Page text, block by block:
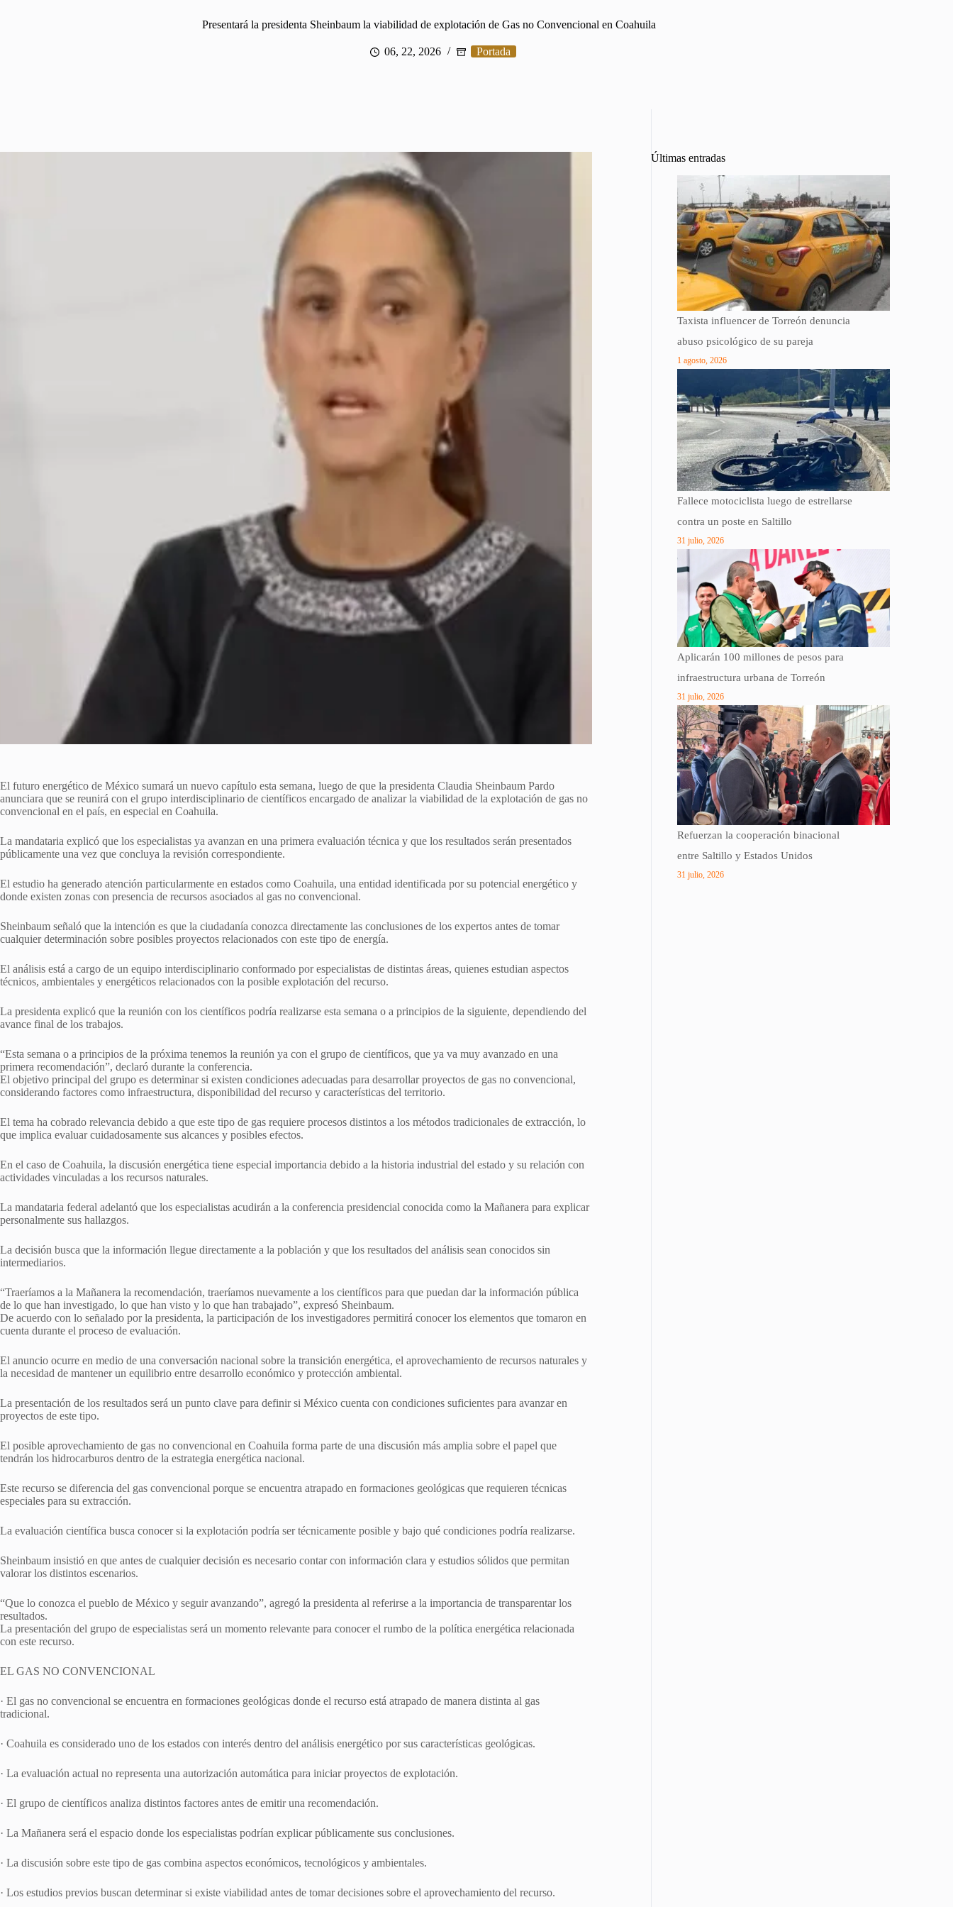
Presentará la presidenta Sheinbaum la viabilidad de explotación de Gas no Convencional en Coahuila
06, 22, 2026 Portada
El futuro energético de México sumará un nuevo capítulo esta semana, luego de que la presidenta Claudia Sheinbaum Pardo
anunciara que se reunirá con el grupo interdisciplinario de científicos encargado de analizar la viabilidad de la explotación de gas no
convencional en el país, en especial en Coahuila.
La mandataria explicó que los especialistas ya avanzan en una primera evaluación técnica y que los resultados serán presentados
públicamente una vez que concluya la revisión correspondiente.
El estudio ha generado atención particularmente en estados como Coahuila, una entidad identificada por su potencial energético y
donde existen zonas con presencia de recursos asociados al gas no convencional.
Sheinbaum señaló que la intención es que la ciudadanía conozca directamente las conclusiones de los expertos antes de tomar
cualquier determinación sobre posibles proyectos relacionados con este tipo de energía.
El análisis está a cargo de un equipo interdisciplinario conformado por especialistas de distintas áreas, quienes estudian aspectos
técnicos, ambientales y energéticos relacionados con la posible explotación del recurso.
La presidenta explicó que la reunión con los científicos podría realizarse esta semana o a principios de la siguiente, dependiendo del
avance final de los trabajos.
“Esta semana o a principios de la próxima tenemos la reunión ya con el grupo de científicos, que ya va muy avanzado en una
primera recomendación”, declaró durante la conferencia.
El objetivo principal del grupo es determinar si existen condiciones adecuadas para desarrollar proyectos de gas no convencional,
considerando factores como infraestructura, disponibilidad del recurso y características del territorio.
El tema ha cobrado relevancia debido a que este tipo de gas requiere procesos distintos a los métodos tradicionales de extracción, lo
que implica evaluar cuidadosamente sus alcances y posibles efectos.
En el caso de Coahuila, la discusión energética tiene especial importancia debido a la historia industrial del estado y su relación con
actividades vinculadas a los recursos naturales.
La mandataria federal adelantó que los especialistas acudirán a la conferencia presidencial conocida como la Mañanera para explicar
personalmente sus hallazgos.
La decisión busca que la información llegue directamente a la población y que los resultados del análisis sean conocidos sin
intermediarios.
“Traeríamos a la Mañanera la recomendación, traeríamos nuevamente a los científicos para que puedan dar la información pública
de lo que han investigado, lo que han visto y lo que han trabajado”, expresó Sheinbaum.
De acuerdo con lo señalado por la presidenta, la participación de los investigadores permitirá conocer los elementos que tomaron en
cuenta durante el proceso de evaluación.
El anuncio ocurre en medio de una conversación nacional sobre la transición energética, el aprovechamiento de recursos naturales y
la necesidad de mantener un equilibrio entre desarrollo económico y protección ambiental.
La presentación de los resultados será un punto clave para definir si México cuenta con condiciones suficientes para avanzar en
proyectos de este tipo.
El posible aprovechamiento de gas no convencional en Coahuila forma parte de una discusión más amplia sobre el papel que
tendrán los hidrocarburos dentro de la estrategia energética nacional.
Este recurso se diferencia del gas convencional porque se encuentra atrapado en formaciones geológicas que requieren técnicas
especiales para su extracción.
La evaluación científica busca conocer si la explotación podría ser técnicamente posible y bajo qué condiciones podría realizarse.
Sheinbaum insistió en que antes de cualquier decisión es necesario contar con información clara y estudios sólidos que permitan
valorar los distintos escenarios.
“Que lo conozca el pueblo de México y seguir avanzando”, agregó la presidenta al referirse a la importancia de transparentar los
resultados.
La presentación del grupo de especialistas será un momento relevante para conocer el rumbo de la política energética relacionada
con este recurso.
EL GAS NO CONVENCIONAL
· El gas no convencional se encuentra en formaciones geológicas donde el recurso está atrapado de manera distinta al gas
tradicional.
· Coahuila es considerado uno de los estados con interés dentro del análisis energético por sus características geológicas.
· La evaluación actual no representa una autorización automática para iniciar proyectos de explotación.
· El grupo de científicos analiza distintos factores antes de emitir una recomendación.
· La Mañanera será el espacio donde los especialistas podrían explicar públicamente sus conclusiones.
· La discusión sobre este tipo de gas combina aspectos económicos, tecnológicos y ambientales.
· Los estudios previos buscan determinar si existe viabilidad antes de tomar decisiones sobre el aprovechamiento del recurso.
Últimas entradas
Taxista influencer de Torreón denuncia
abuso psicológico de su pareja
1 agosto, 2026
Fallece motociclista luego de estrellarse
contra un poste en Saltillo
31 julio, 2026
Aplicarán 100 millones de pesos para
infraestructura urbana de Torreón
31 julio, 2026
Refuerzan la cooperación binacional
entre Saltillo y Estados Unidos
31 julio, 2026